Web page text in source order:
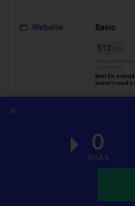
0
DÍAS